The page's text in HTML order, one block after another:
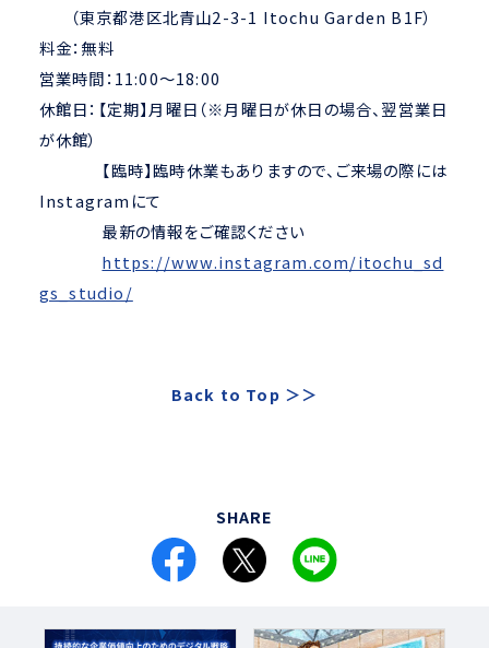
（東京都港区北青山2-3-1 Itochu Garden B1F）
料金：無料
営業時間：11:00～18:00
休館日：【定期】月曜日（※月曜日が休日の場合、翌営業日
が休館）
【臨時】臨時休業もありますので、ご来場の際には
Instagramにて
最新の情報をご確認ください
https://www.instagram.com/itochu_sd
gs_studio/
Back to Top ＞＞
SHARE